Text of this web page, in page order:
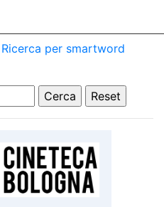
Ricerca per smartword